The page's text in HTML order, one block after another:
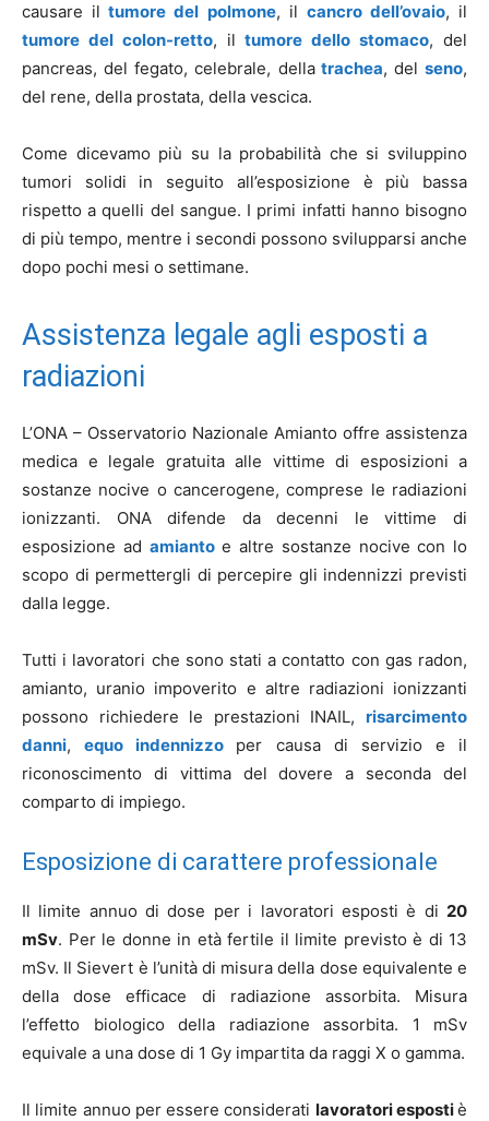
causare il tumore del polmone, il cancro dell’ovaio, il
tumore del colon-retto, iltumore dello stomaco, del
pancreas, del fegato, celebrale, dellatrachea, delseno,
del rene, della prostata, della vescica.
Come dicevamo più su la probabilità che si sviluppino
tumori solidi in seguito all’esposizione è più bassa
rispetto a quelli del sangue. I primi infatti hanno bisogno
di più tempo, mentre i secondi possono svilupparsi anche
dopo pochi mesi o settimane.
Assistenza legale agli esposti a
radiazioni
L’ONA – Osservatorio Nazionale Amianto offre assistenza
medica e legale gratuita alle vittime di esposizioni a
sostanze nocive o cancerogene, comprese le radiazioni
ionizzanti. ONA difende da decenni le vittime di
esposizione ad amiantoe altre sostanze nocive con lo
scopo di permettergli di percepire gli indennizzi previsti
dalla legge.
Tutti i lavoratori che sono stati a contatto con gas radon,
amianto, uranio impoverito e altre radiazioni ionizzanti
possono richiedere le prestazioni INAIL, risarcimento
danni,equo indennizzo
per causa di servizio e il
riconoscimento di vittima del dovere a seconda del
comparto di impiego.
Esposizione di carattere professionale
Il limite annuo di dose per i lavoratori esposti è di 20
mSv. Per le donne in età fertile il limite previsto è di 13
mSv. Il Sievert è l’unità di misura della dose equivalente e
della dose efficace di radiazione assorbita. Misura
l’effetto biologico della radiazione assorbita. 1 mSv
equivale a una dose di 1 Gy impartita da raggi X o gamma.
Il limite annuo per essere considerati lavoratori espostiè